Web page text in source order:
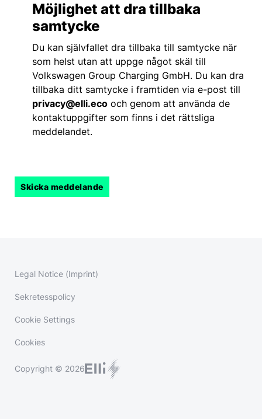
Möjlighet att dra tillbaka
samtycke
Du kan självfallet dra tillbaka till samtycke när
som helst utan att uppge något skäl till
Volkswagen Group Charging GmbH. Du kan dra
tillbaka ditt samtycke i framtiden via e-post till
privacy@elli.eco och genom att använda de
kontaktuppgifter som finns i det rättsliga
meddelandet.
Legal Notice (Imprint)
Sekretesspolicy
Cookie Settings
Cookies
Copyright © 2026